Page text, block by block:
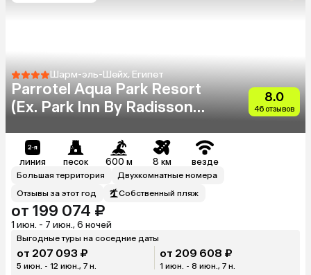
Шарм-эль-Шейх, Египет
Parrotel Aqua Park Resort
(Ex. Park Inn By Radisson
8.0
46 отзывов
линия песок 600 м 8 км везде
Большая территория
Двухкомнатные номера
Отзывы за этот год
Собственный пляж
от 199 074 ₽
1 июн. - 7 июн., 6 ночей
Выгодные туры на соседние даты
от 207 093 ₽
5 июн. - 12 июн., 7 н.
от 209 608 ₽
1 июн. - 8 июн., 7 н.